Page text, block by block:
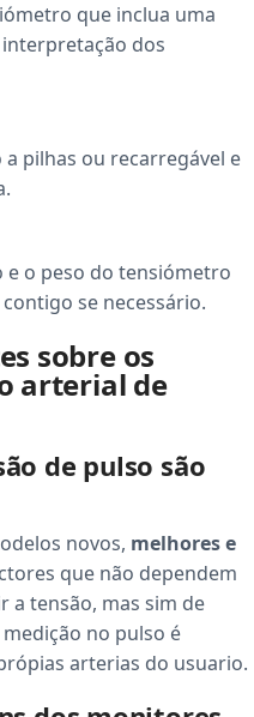
que inclua uma
dos
pilhas ou recarregável e
e o peso do tensiómetro
se necessário.
sobre os
arterial de
de pulso são
novos, melhores e
que não dependem
a tensão, mas sim de
no pulso é
arterias do usuario.